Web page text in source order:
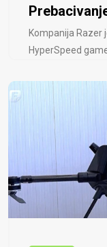
Kompanija Razer
HyperSpeed